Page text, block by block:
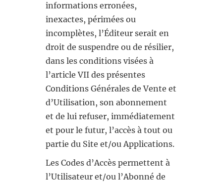
informations erronées,
inexactes, périmées ou
incomplètes, l’Éditeur serait en
droit de suspendre ou de résilier,
dans les conditions visées à
l’article VII des présentes
Conditions Générales de Vente et
d’Utilisation, son abonnement
et de lui refuser, immédiatement
et pour le futur, l’accès à tout ou
partie du Site et/ou Applications.
Les Codes d’Accès permettent à
l’Utilisateur et/ou l’Abonné de